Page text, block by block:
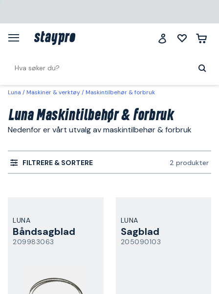
Luna Maskiner & verktøy Maskintilbehør & forbruk
Luna Maskintilbehør & forbruk
Nedenfor er vårt utvalg av maskintilbehør & forbruk
FILTRERE & SORTERE 2 produkter
LUNA
Båndsagblad
209983063
LUNA
Sagblad
205090103